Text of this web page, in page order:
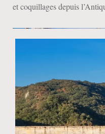
et coquillages depuis